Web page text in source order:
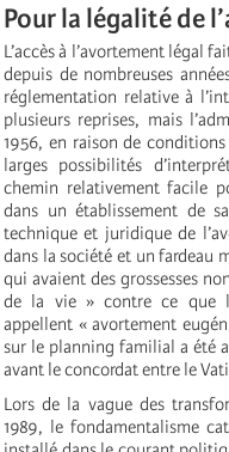
Pour la légalité de
L’accès à l’avortement légal
depuis de nombreuses
réglementation relative à
plusieurs reprises, mais
1956, en raison de
larges possibilités
chemin relativement facile
dans un établissement de
technique et juridique de
dans la société et un fardeau
qui avaient des grossesses
de la vie » contre ce que
appellent « avortement
sur le planning familial a été
avant le concordat entre le
Lors de la vague des
1989, le fondamentalisme